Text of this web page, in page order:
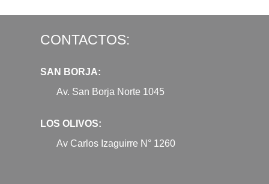
CONTACTOS:
SAN BORJA:
Av. San Borja Norte 1045
LOS OLIVOS:
Av Carlos Izaguirre N° 1260